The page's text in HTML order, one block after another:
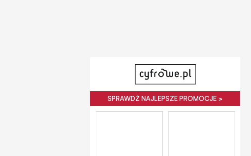
SPRAWDŹ NAJLEPSZE PROMOCJE >